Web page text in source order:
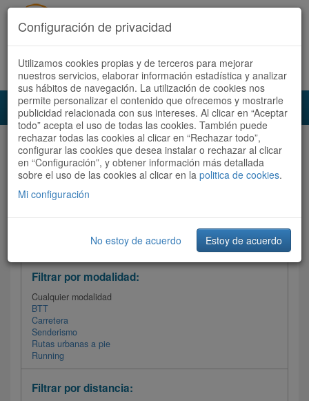
Acceder Registrate ahora Español | Català
Audioruta Todas las rutas
Todas las rutas
Ordenar por: Más recientes /
Filtrar las rutas
Filtrar por modalidad:
Cualquier modalidad
BTT
Carretera
Senderismo
Rutas urbanas a pie
Running
Filtrar por distancia:
Configuración de privacidad
Utilizamos cookies propias y de terceros para mejorar
nuestros servicios, elaborar información estadística y analizar
sus hábitos de navegación. La utilización de cookies nos
permite personalizar el contenido que ofrecemos y mostrarle
publicidad relacionada con sus intereses. Al clicar en “Aceptar
todo” acepta el uso de todas las cookies. También puede
rechazar todas las cookies al clicar en “Rechazar todo”,
configurar las cookies que desea instalar o rechazar al clicar
en “Configuración”, y obtener información más detallada
sobre el uso de las cookies al clicar en la politica de cookies.
Mi configuración
No estoy de acuerdo Estoy de acuerdo